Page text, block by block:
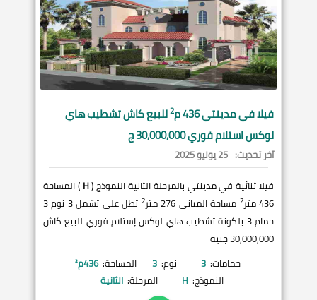
فيلا فيمدينتي436 م 2للبيع كاش تشطيب هاي
لوكس استلام فوري 30,000,000 ج
آخر تحديث: 25 يوليو 2025
فيلا ثنائية في مدينتي بالمرحلة الثانية النموذج (H ) المساحة
436 متر
2 مساحة المباني 276 متر 2
تطل على تشمل 3 نوم 3
حمام 3 بلكونة تشطيب هاي لوكس إستلام فوري للبيع كاش
30,000,000 جنيه
حمامات: 3 نوم: 3 المساحة: 436م²
النموذج: H المرحلة: الثانية